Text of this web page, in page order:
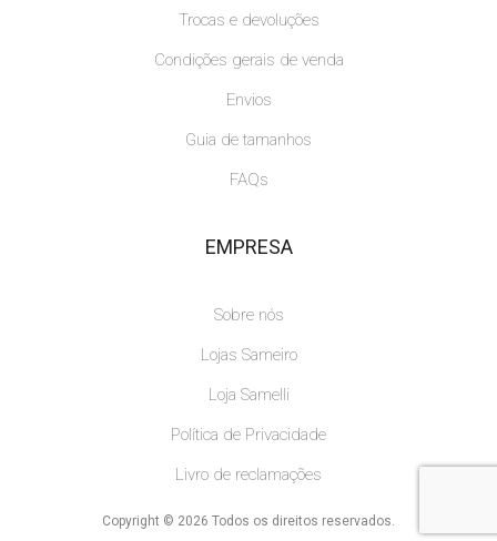
Trocas e devoluções
Condições gerais de venda
Envios
Guia de tamanhos
FAQs
EMPRESA
Sobre nós
Lojas Sameiro
Loja Samelli
Política de Privacidade
Livro de reclamações
Copyright © 2026 Todos os direitos reservados.